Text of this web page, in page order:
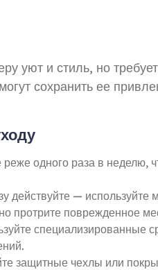
уют и стиль, но
сохранить ее
одного раза в неделю,
действуйте — используйте
протрите поврежденное
специализированные
защитные чехлы или